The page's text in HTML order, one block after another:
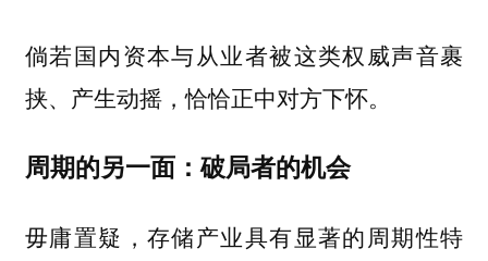
倘若国内资本与从业者被这类权威声音裹
挟、产生动摇，恰恰正中对方下怀。
周期的另一面：破局者的机会
毋庸置疑，存储产业具有显著的周期性特